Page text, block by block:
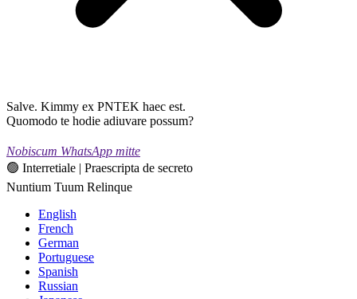
Salve. Kimmy ex PNTEK haec est.
Quomodo te hodie adiuvare possum?
Nobiscum WhatsApp mitte
🟢 Interretiale | Praescripta de secreto
Nuntium Tuum Relinque
English
French
German
Portuguese
Spanish
Russian